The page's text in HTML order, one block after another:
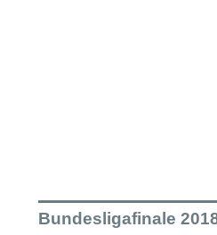
Bundesligafinale